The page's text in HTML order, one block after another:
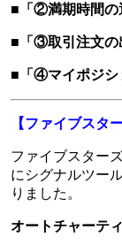
■「②満期時間の
■「③取引注文の
■「④マイポジシ
【ファイブスタ
ファイブスター
にシグナルツー
りました。
オートチャーテ